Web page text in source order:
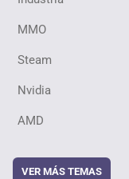
MMO
Steam
Nvidia
AMD
VER MÁS TEMAS